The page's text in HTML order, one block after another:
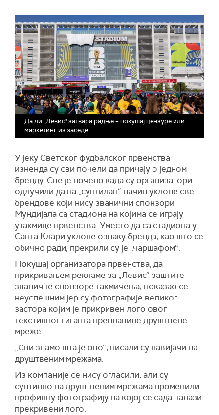
Да ли „Левис" затвара радње – покушај цензуре или
маркетинг из заседе
У јеку Светског фудбалског првенства
изненда су сви почели да причају о једном
бренду. Све је почело када су организатори
одлучили да на „суптилан“ начин уклоне све
брендове који нису званични спонзори
Мундијала са стадиона на којима се играју
утакмице првенства. Уместо да са стадиона у
Санта Клари уклоне ознаку бренда, као што се
обично ради, прекрили су је „чаршафом“.
Покушај организатора првенства, да
прикривањем рекламе за „Левис“ заштите
званичне спонзоре такмичења, показао се
неуспешним јер су фотографије великог
застора којим је прикривен лого овог
текстилног гиганта преплавиле друштвене
мреже.
„Сви знамо шта је ово“, писали су навијачи на
друштвеним мрежама.
Из компаније се нису огласили, али су
суптилно на друштвеним мрежама променили
профилну фотографију на којој се сада налази
прекривени лого.